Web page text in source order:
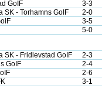
GoIF
3-3
SK - Torhamns GoIF
2-0
3-5
5-0
SK - Fridlevstad GoIF
2-3
GoIF
2-4
2-6
3-1